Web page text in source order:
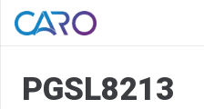
PGSL8213